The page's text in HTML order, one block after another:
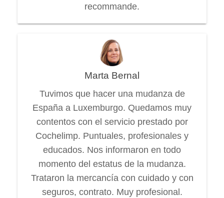
recommande.
Marta Bernal
Tuvimos que hacer una mudanza de
España a Luxemburgo. Quedamos muy
contentos con el servicio prestado por
Cochelimp. Puntuales, profesionales y
educados. Nos informaron en todo
momento del estatus de la mudanza.
Trataron la mercancía con cuidado y con
seguros, contrato. Muy profesional.